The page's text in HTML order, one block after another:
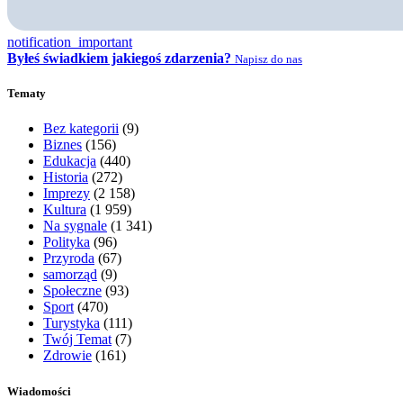
notification_important
Byłeś świadkiem jakiegoś zdarzenia? Napisz do nas
Tematy
Bez kategorii (9)
Biznes (156)
Edukacja (440)
Historia (272)
Imprezy (2 158)
Kultura (1 959)
Na sygnale (1 341)
Polityka (96)
Przyroda (67)
samorząd (9)
Społeczne (93)
Sport(470)
Turystyka (111)
Twój Temat(7)
Zdrowie (161)
Wiadomości